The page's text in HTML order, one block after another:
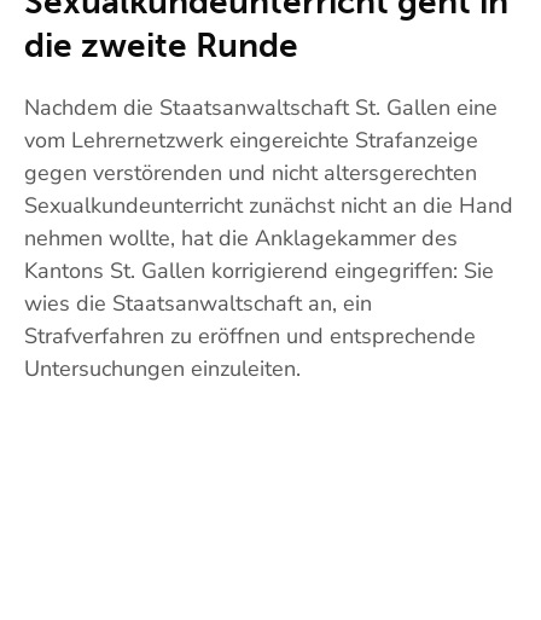
die zweite Runde
Nachdem die Staatsanwaltschaft St. Gallen eine
vom Lehrernetzwerk eingereichte Strafanzeige
gegen verstörenden und nicht altersgerechten
Sexualkundeunterricht zunächst nicht an die Hand
nehmen wollte, hat die Anklagekammer des
Kantons St. Gallen korrigierend eingegriffen: Sie
wies die Staatsanwaltschaft an, ein
Strafverfahren zu eröffnen und entsprechende
Untersuchungen einzuleiten.